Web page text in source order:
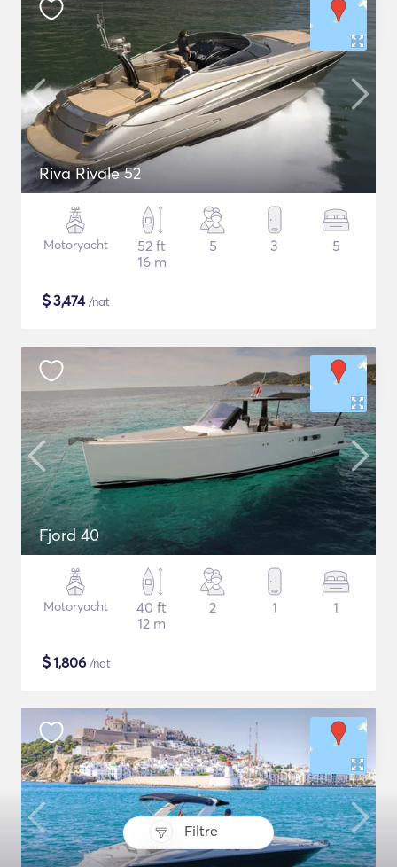
Filtre
Riva Rivale 52
Motoryacht
52 ft
16 m
5 3 5
$3,474/nat
Fjord 40
Motoryacht
40 ft
12 m
2 1 1
$1,806 /nat